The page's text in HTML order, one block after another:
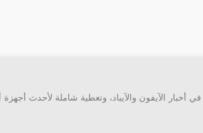
الآيفون والآيباد، وتغطية شاملة لأحدث أجهزة